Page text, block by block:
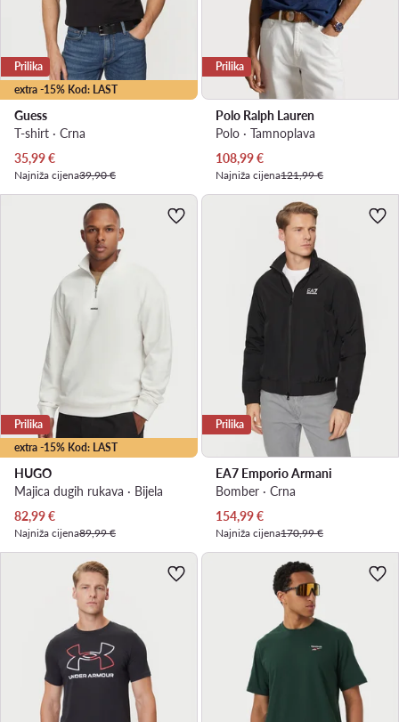
extra -15% Kod: LAST
Prilika
Guess
T-shirt · Crna
Trenutna cijena
35,99€
Najniža cijena39,90 €
Prilika
Polo Ralph Lauren
Polo · Tamnoplava
Trenutna cijena
108,99€
Najniža cijena121,99 €
extra -15% Kod: LAST
Prilika
HUGO
Majica dugih rukava · Bijela
Trenutna cijena
82,99€
Najniža cijena89,99 €
Prilika
EA7 Emporio Armani
Bomber · Crna
Trenutna cijena
154,99€
Najniža cijena170,99 €